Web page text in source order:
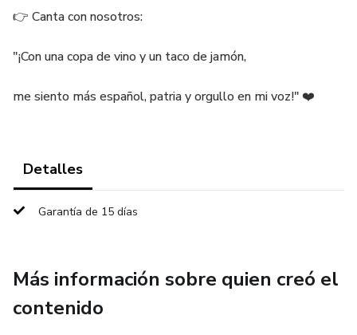
👉 Canta con nosotros:
"¡Con una copa de vino y un taco de jamón,
me siento más español, patria y orgullo en mi voz!" ❤️
Detalles
Garantía de 15 días
Más información sobre quien creó el
contenido